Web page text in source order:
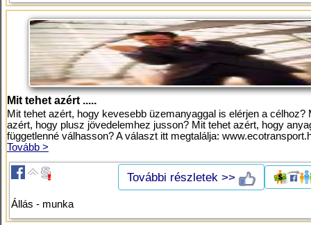
Mit tehet azért .....
Mit tehet azért, hogy kevesebb üzemanyaggal is elérjen a célhoz?
azért, hogy plusz jövedelemhez jusson? Mit tehet azért, hogy
függetlenné válhasson? A választ itt megtalálja:
Tovább >
További részletek >>
Állás - munka